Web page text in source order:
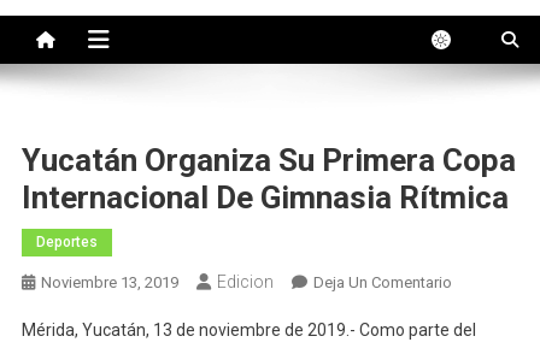
Yucatán Organiza Su Primera Copa
Internacional De Gimnasia Rítmica
Deportes
Noviembre 13, 2019 Edicion Deja Un ComentarioEn
Organiza
Mérida, Yucatán, 13 de noviembre de 2019.- Como parte del